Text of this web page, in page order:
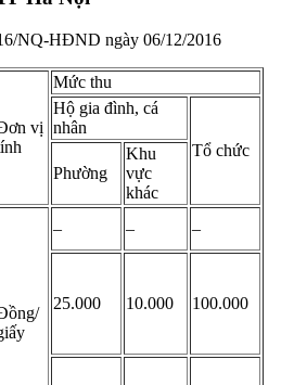
NQ-HĐND ngày 06/12/2016
vị
Mức thu
Hộ gia đình, cá
nhân
Tổ chức
Phường
Khu
vực
khác
– –
–
25.000 10.000 100.000